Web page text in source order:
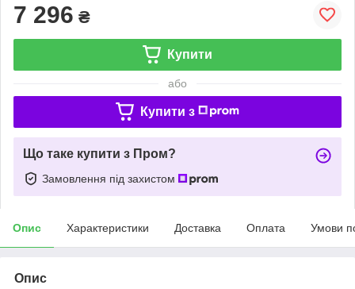
7 296 ₴
Купити
або
Купити з
Що таке купити з Пром?
Замовлення під захистом
Опис Характеристики Доставка Оплата Умови
Опис